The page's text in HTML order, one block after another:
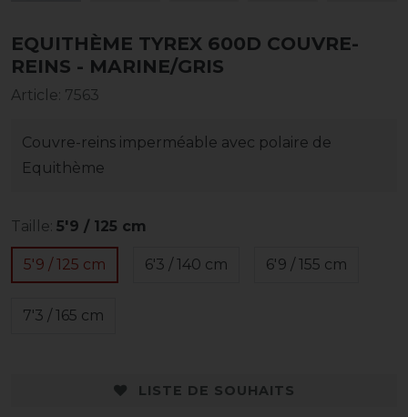
EQUITHÈME TYREX 600D COUVRE-
REINS - MARINE/GRIS
Article: 7563
Couvre-reins imperméable avec polaire de
Equithème
Taille: 5'9 / 125 cm
5'9 / 125 cm 6'3 / 140 cm 6'9 / 155 cm
7'3 / 165 cm
LISTE DE SOUHAITS